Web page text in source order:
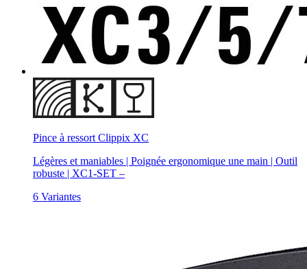
Pince à ressort Clippix XC
Légères et maniables | Poignée ergonomique une main | Outil
robuste | XC1-SET –
6 Variantes